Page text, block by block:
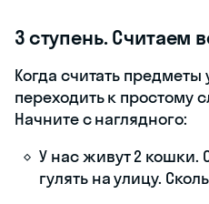
3 ступень. Считаем
Когда считать
переходить к
Начните с наглядного:
У нас живут 2 кошки.
гулять на улицу.